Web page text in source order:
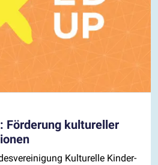
Förderung kultureller
Kulturelle Kinder-